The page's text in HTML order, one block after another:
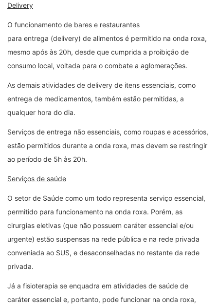
Delivery
O funcionamento de bares e restaurantes
para entrega (delivery) de alimentos é permitido na onda roxa,
mesmo após às 20h, desde que cumprida a proibição de
consumo local, voltada para o combate a aglomerações.
As demais atividades de delivery de itens essenciais, como
entrega de medicamentos, também estão permitidas, a
qualquer hora do dia.
Serviços de entrega não essenciais, como roupas e acessórios,
estão permitidos durante a onda roxa, mas devem se restringir
ao período de 5h às 20h.
Serviços de saúde
O setor de Saúde como um todo representa serviço essencial,
permitido para funcionamento na onda roxa. Porém, as
cirurgias eletivas (que não possuem caráter essencial e/ou
urgente) estão suspensas na rede pública e na rede privada
conveniada ao SUS, e desaconselhadas no restante da rede
privada.
Já a fisioterapia se enquadra em atividades de saúde de
caráter essencial e, portanto, pode funcionar na onda roxa,